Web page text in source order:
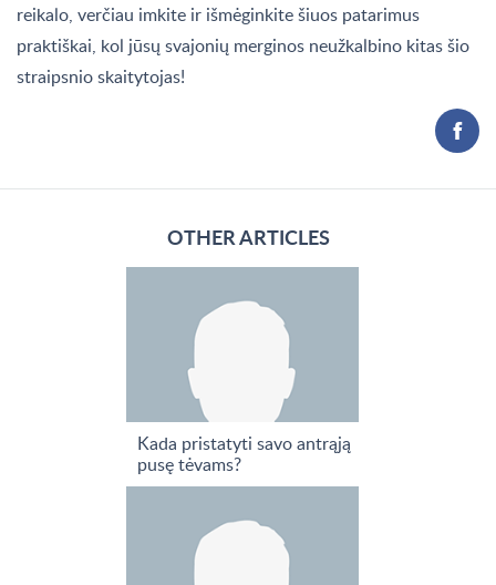
reikalo, verčiau imkite ir išmėginkite šiuos patarimus
praktiškai, kol jūsų svajonių merginos neužkalbino kitas šio
straipsnio skaitytojas!
OTHER ARTICLES
Kada pristatyti savo antrąją
pusę tėvams?